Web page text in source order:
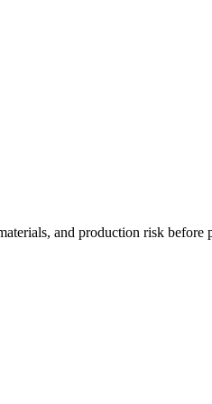
and production risk before